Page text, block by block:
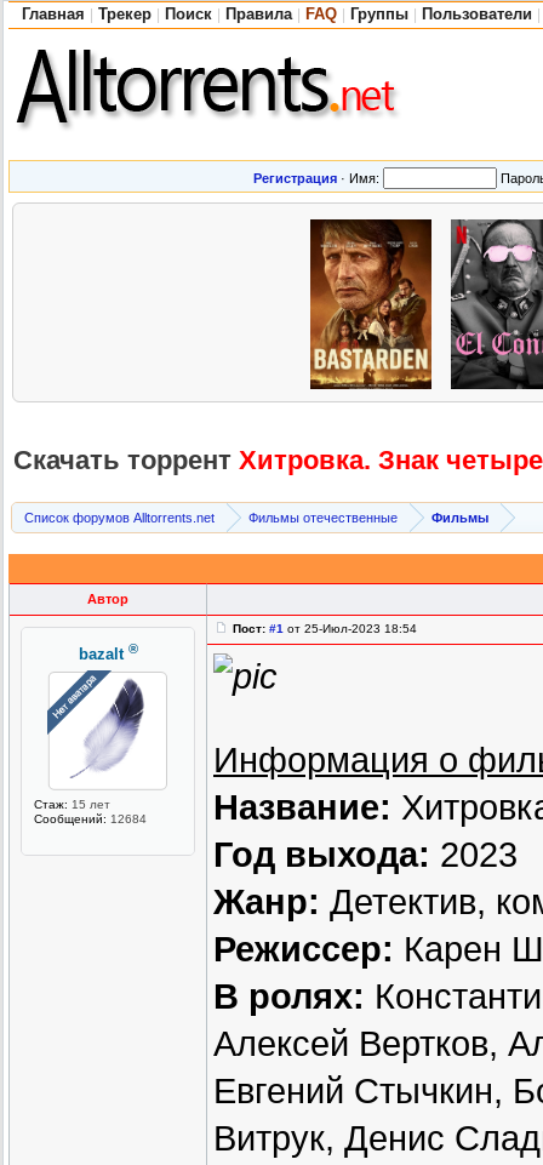
Главная Трекер Поиск Правила FAQ Группы Пользователи
Регистрация · Имя:
Скачать торрент Хитровка. Знак
Список форумов Alltorrents.net Фильмы отечественные Фильмы
Автор
bazalt ®
Стаж: 15 лет
Сообщений: 12684
Пост: #1 от 25-Июл-2023 18:54
Информация о
Название:
Год выхода: 2023
Жанр: Детектив,
Режиссер: Карен
В ролях:
Алексей Вертков,
Евгений Стычкин,
Витрук, Денис